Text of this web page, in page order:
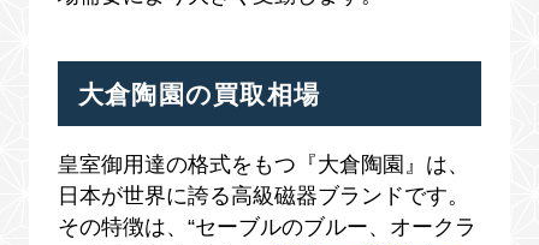
大倉陶園の買取相場
皇室御用達の格式をもつ『大倉陶園』は、
日本が世界に誇る高級磁器ブランドです。
その特徴は、“セーブルのブルー、オークラ